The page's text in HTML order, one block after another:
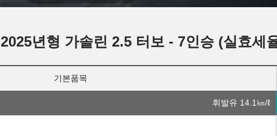
2025년형 가솔린 2.5 터보 - 7인승 (실효세
기본품목
휘발유 14.1 ㎞/ℓ